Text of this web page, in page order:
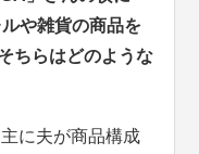
や雑貨の商品を
ちらはどのような
に夫が商品構成